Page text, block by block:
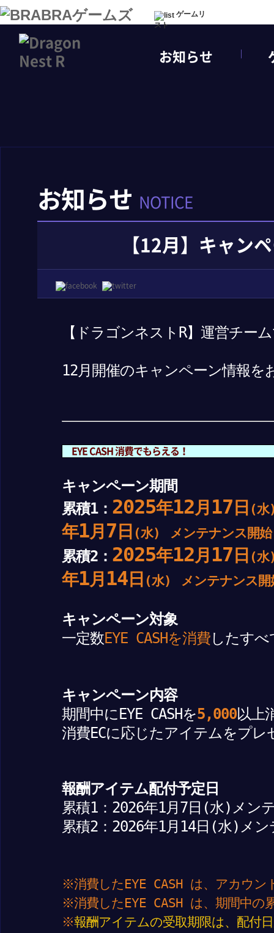
ゲームリ
スト
お知らせ
お知らせ NOTICE
【12月】キャン
【ドラゴンネストR】運営チー
12月開催のキャンペーン情報を
EYE CASH 消費でもらえる！
キャンペーン期間
累積1： 2025年12月 17 日 (
年1月 7 日 (水) メンテナンス開始
累積2： 2025年12月 17 日 (
年1月 14 日 (水) メンテナンス開
キャンペーン対象
一定数EYE CASHを消費したす
キャンペーン内容
期間中にEYE CASHを5,000以上
消費ECに応じたアイテムをプレ
報酬アイテム配付予定日
累積1：2026年1月7日(水)メン
累積2：2026年1月 14日(水)メン
※消費したEYE CASH は、アカウン
※消費したEYE CASH は、期間中の
※報酬アイテムの受取期限は、配付